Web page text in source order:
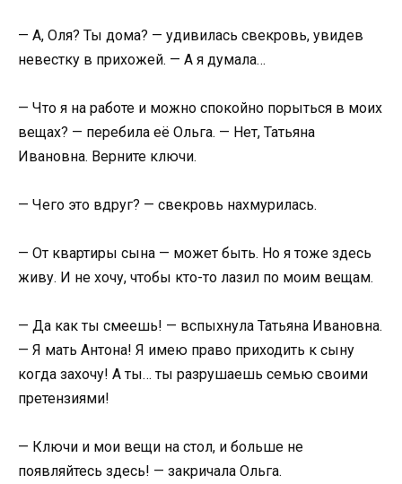
— А, Оля? Ты дома? — удивилась свекровь, увидев
невестку в прихожей. — А я думала…
— Что я на работе и можно спокойно порыться в моих
вещах? — перебила её Ольга. — Нет, Татьяна
Ивановна. Верните ключи.
— Чего это вдруг? — свекровь нахмурилась.
— От квартиры сына — может быть. Но я тоже здесь
живу. И не хочу, чтобы кто-то лазил по моим вещам.
— Да как ты смеешь! — вспыхнула Татьяна Ивановна.
— Я мать Антона! Я имею право приходить к сыну
когда захочу! А ты… ты разрушаешь семью своими
претензиями!
— Ключи и мои вещи на стол, и больше не
появляйтесь здесь! — закричала Ольга.